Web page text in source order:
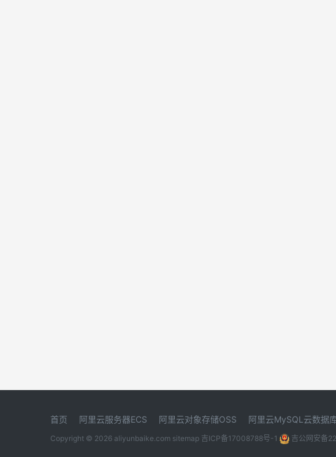
首页 阿里云服务器ECS 阿里云对象存储OSS 阿里云MySQL云数据
Copyright © 2026 aliyunbaike.com sitemap 吉ICP备17008788号-1 吉公网安备